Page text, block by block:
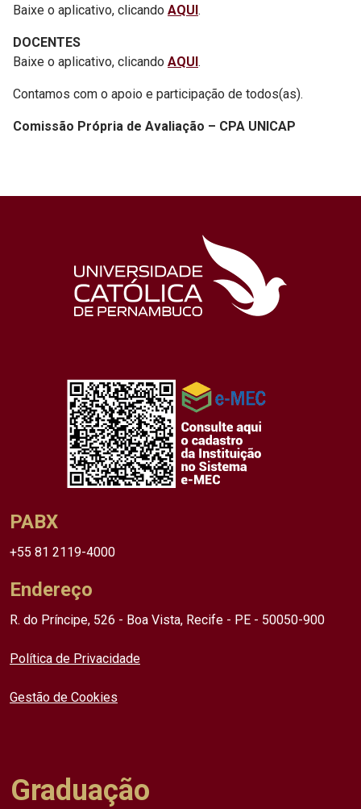
Baixe o aplicativo, clicando AQUI.
DOCENTES
Baixe o aplicativo, clicando AQUI.
Contamos com o apoio e participação de todos(as).
Comissão Própria de Avaliação – CPA UNICAP
PABX
+55 81 2119-4000
Endereço
R. do Príncipe, 526 - Boa Vista, Recife - PE - 50050-900
Política de Privacidade
Gestão de Cookies
Graduação